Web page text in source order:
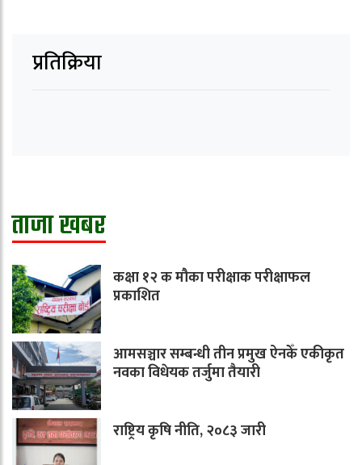
प्रतिक्रिया
ताजा खबर
कक्षा १२ क मौका परीक्षाक परीक्षाफल
प्रकाशित
आमसञ्चार सम्बन्धी तीन प्रमुख ऐनकेँ एकीकृत
नवका विधेयक तर्जुमा तैयारी
राष्ट्रिय कृषि नीति, २०८३ जारी